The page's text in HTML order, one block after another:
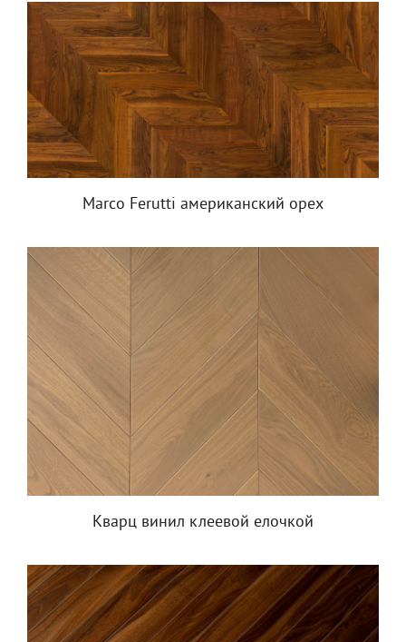
Marco Ferutti американский орех
Кварц винил клеевой елочкой